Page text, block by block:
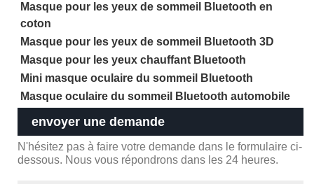
Masque pour les yeux de sommeil Bluetooth en
coton
Masque pour les yeux de sommeil Bluetooth 3D
Masque pour les yeux chauffant Bluetooth
Mini masque oculaire du sommeil Bluetooth
Masque oculaire du sommeil Bluetooth automobile
envoyer une demande
N'hésitez pas à faire votre demande dans le formulaire ci-
dessous. Nous vous répondrons dans les 24 heures.